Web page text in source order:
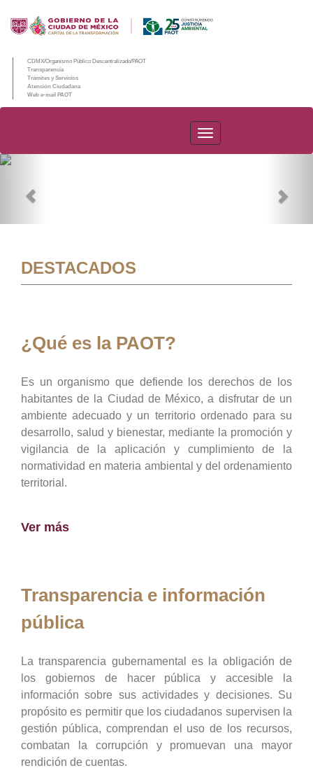
CDMX/Organismo Público Descentralizado/PAOT
Transparencia
Trámites y Servicios
Atención Ciudadana
Web e-mail PAOT
PAOT
DESTACADOS
¿Qué es la PAOT?
Es un organismo que defiende los derechos de los
habitantes de la Ciudad de México, a disfrutar de un
ambiente adecuado y un territorio ordenado para su
desarrollo, salud y bienestar, mediante la promoción y
vigilancia de la aplicación y cumplimiento de la
normatividad en materia ambiental y del ordenamiento
territorial.
Ver más
Transparencia e información
pública
La transparencia gubernamental es la obligación de
los gobiernos de hacer pública y accesible la
información sobre sus actividades y decisiones. Su
propósito es permitir que los ciudadanos supervisen la
gestión pública, comprendan el uso de los recursos,
combatan la corrupción y promuevan una mayor
rendición de cuentas.